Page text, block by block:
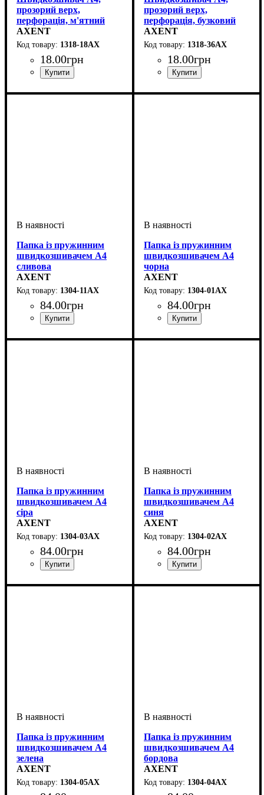
прозорий верх,
перфорація, м'ятний
AXENT
1318-18АХ
18.00грн
прозорий верх,
перфорація, бузковий
AXENT
1318-36АХ
18.00грн
Папка із пружинним
швидкозшивачем А4
сливова
AXENT
1304-11АХ
84.00грн
Папка із пружинним
швидкозшивачем А4
чорна
AXENT
1304-01АХ
84.00грн
Папка із пружинним
швидкозшивачем А4
сіра
AXENT
1304-03АХ
84.00грн
Папка із пружинним
швидкозшивачем А4
синя
AXENT
1304-02АХ
84.00грн
Папка із пружинним
швидкозшивачем А4
зелена
AXENT
1304-05АХ
Папка із пружинним
швидкозшивачем А4
бордова
AXENT
1304-04АХ